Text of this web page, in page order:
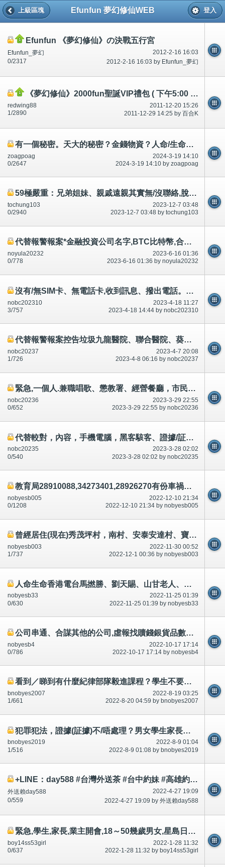
Efunfun 夢幻修仙WEB
上級區塊 登入
Efunfun 《夢幻修仙》の決戰五行宮
2012-2-16 16:03
Efunfun_夢幻
2012-2-16 16:03 by Efunfun_夢幻
0/2317
《夢幻修仙》2000fun聖誕VIP禮包 ( 下午5:00 派發 )
2011-12-20 15:26
redwing88
2011-12-29 14:25 by 百合K
1/2890
有一個秘密。天大的秘密？金錢物資？人命/生命?每一個人都不同/唔同!香港、澳門、中國
2024-3-19 14:10
zoagpoag
2024-3-19 14:10 by zoagpoag
0/2647
59極嚴重：兄弟姐妹、親戚遠親其實無/沒聯絡,脫離關係，死了經過。告/控告-公開
2023-12-7 03:48
tochung103
2023-12-7 03:48 by tochung103
0/2940
代替報警報案*金融投資公司名字,BTC比特幣,合謀,串通,提出,引誘騙財騙色,對話相片/證據
2023-6-16 01:36
noyula20232
2023-6-16 01:36 by noyula20232
0/778
沒有/無SIM卡、無電話卡,收到訊息、撥出電話。即是自動錄影、錄音.性交、屌西、性行為、胸罩、脫光、尿尿等等
2023-4-18 11:27
nobc202310
2023-4-18 14:44 by nobc202310
3/757
代替報警報案控告垃圾九龍醫院、聯合醫院、葵涌醫院、容鳳書診所。承認多次合謀犯法犯罪。
2023-4-7 20:08
nobc20237
2023-4-8 06:16 by nobc20237
1/726
緊急,一個人.兼職唱歌、懲教署、經營餐廳，市民失業/無工作,應該死-目的大性行為、大性交、磨豆腐～公開
2023-3-29 22:55
nobc20236
2023-3-29 22:55 by nobc20236
0/652
代替較對，內容，手機電腦，黑客駭客、證據/証據,控告,索償,賠償～誰～升職
2023-3-28 02:02
nobc20235
2023-3-28 02:02 by nobc20235
0/540
教育局28910088,34273401,28926270有份車禍殺人.串通,合謀,論壇/討論區有講有說
2022-12-10 21:34
nobyesb005
2022-12-10 21:34 by nobyesb005
0/1208
曾經居住(現在)秀茂坪村，南村、安泰安達村、寶達村18-59歲男女，拍攝/錄影色情短片視頻、打真軍引誘迷惑,升職
2022-11-30 00:52
nobyesb003
2022-12-1 00:36 by nobyesb003
1/737
人命生命香港電台馬撚勝、劉天賜、山甘老人、林超榮、曾繁光等等,預先/預知有人死？串通?承認,說話前後不一
2022-11-25 01:39
nobyesb33
2022-11-25 01:39 by nobyesb33
0/630
公司串通、合謀其他的公司,虛報找贖錢銀貨品數目,職員無/沒有留意,犯罪犯法，串通,合謀可以升職？
2022-10-17 17:14
nobyesb4
2022-10-17 17:14 by nobyesb4
0/786
看到／睇到有什麼紀律部隊毅進課程？學生不要報讀！騙錢/呃錢？
2022-8-19 03:25
bnobyes2007
2022-8-20 04:59 by bnobyes2007
1/661
犯罪犯法，證據(証據)不/唔處理？男女學生家長留意？知情權？市民不可犯法/唔可以犯法！短片相片
2022-8-9 01:04
bnobyes2019
2022-8-9 01:08 by bnobyes2019
1/516
+LINE：day588 #台灣外送茶 #台中約妹 #高雄約妹 #台灣叫小姐 #新竹約妹 #台南約妹 #彰化約妹 #台中喝茶 #台北喝茶 #
2022-4-27 19:09
外送賴day588
2022-4-27 19:09 by 外送賴day588
0/559
緊急,學生,家長,業主開會,18～50幾歲男女,星島日報,明報,成報,頭條日報承認什麼?討論區有提及～相片公開
2022-1-28 11:32
boy14ss53girl
2022-1-28 11:32 by boy14ss53girl
0/637